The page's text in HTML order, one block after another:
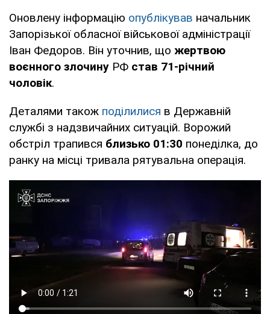
Оновлену інформацію опублікував начальник
Запорізької обласної військової адміністрації
Іван Федоров. Він уточнив, що жертвою
воєнного злочину РФ став 71-річний
чоловік.
Деталями також поділилися в Державній
службі з надзвичайних ситуацій. Ворожий
обстріл трапився близько 01:30 понеділка, до
ранку на місці тривала рятувальна операція.